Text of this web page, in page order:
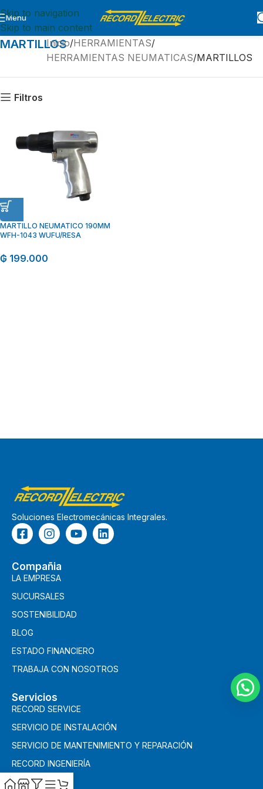
Skip to navigation
Skip to main content
Menu
MARTILLOS
Inicio HERRAMIENTAS
HERRAMIENTAS NEUMATICAS MARTILLOS
Filtros
MARTILLO NEUMATICO 190MM
WFH-1043 WUFU/RESA
₲ 199.000
Soluciones Electromecánicas Integrales.
Compañia
LA EMPRESA
SUCURSALES
SOSTENIBILIDAD
BLOG
ESTADO FINANCIERO
TRABAJA CON NOSOTROS
Servicios
RECORD SERVICE
SERVICIO DE INSTALACIÓN
SERVICIO DE MANTENIMIENTO Y REPARACIÓN
RECORD INGENIERÍA